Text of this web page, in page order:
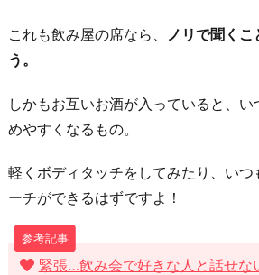
これも飲み屋の席なら、
ノリで聞く
う。
しかもお互いお酒が入っていると、
めやすくなるもの。
軽くボディタッチをしてみたり、いつ
ーチができるはずですよ！
緊張…飲み会で好きな人と話せな